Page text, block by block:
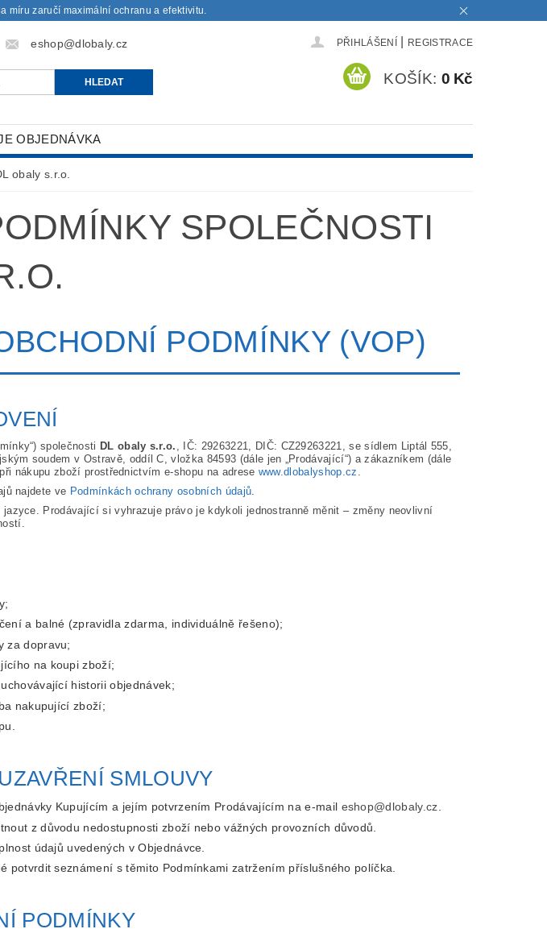
míru zaručí maximální ochranu a efektivitu.
eshop@dlobaly.cz PŘIHLÁŠENÍ REGISTRACE
KOŠÍK: 0 Kč
OBJEDNÁVKA
obaly s.r.o.
SPOLEČNOSTI
PODMÍNKY (VOP)
společnosti DL obaly s.r.o. , IČ: 29263221, DIČ: CZ29263221, se sídlem Liptál 555,
soudem v Ostravě, oddíl C, vložka 84593 (dále jen „Prodávající“) a zákazníkem (dále
nákupu zboží prostřednictvím e-shopu na adrese www.dlobalyshop.cz .
najdete ve Podmínkách ochrany osobních údajů.
Prodávající si vyhrazuje právo je kdykoli jednostranně měnit – změny neovlivní
a balné (zpravidla zdarma, individuálně řešeno);
za dopravu;
na koupi zboží;
historii objednávek;
nakupující zboží;
SMLOUVY
Kupujícím a jejím potvrzením Prodávajícím na e-mail eshop@dlobaly.cz.
z důvodu nedostupnosti zboží nebo vážných provozních důvodů.
údajů uvedených v Objednávce.
potvrdit seznámení s těmito Podmínkami zatržením příslušného políčka.
PODMÍNKY